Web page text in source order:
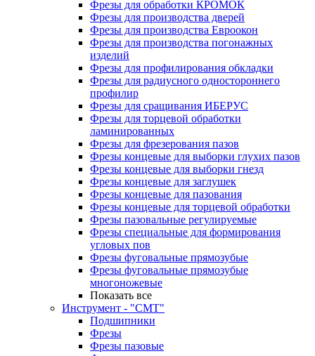
Фрезы для обработки КРОМОК
Фрезы для производства дверей
Фрезы для производства Евроокон
Фрезы для производства погонажных
изделий
Фрезы для профилирования обкладки
Фрезы для радиусного одностороннего
профилир
Фрезы для сращивания ИБЕРУС
Фрезы для торцевой обработки
ламинированных
Фрезы для фрезерования пазов
Фрезы концевые для выборки глухих пазов
Фрезы концевые для выборки гнезд
Фрезы концевые для заглушек
Фрезы концевые для пазования
Фрезы концевые для торцевой обработки
Фрезы пазовальные регулируемые
Фрезы специальные для формирования
угловых пов
Фрезы фуговальные прямозубые
Фрезы фуговальные прямозубые
многоножевые
Показать все
Инструмент - "СМТ"
Подшипники
Фрезы
Фрезы пазовые